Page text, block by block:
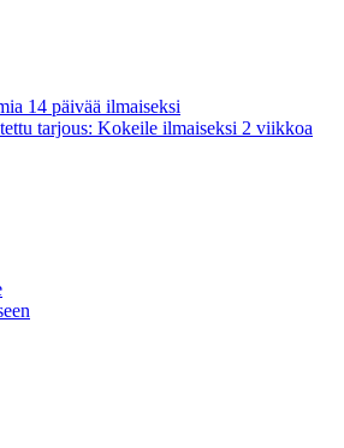
14 päivää ilmaiseksi
tarjous: Kokeile ilmaiseksi 2 viikkoa